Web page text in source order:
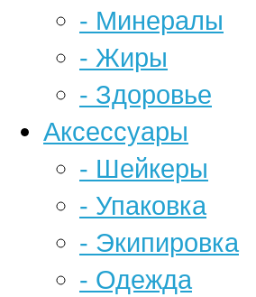
- Минералы
- Жиры
- Здоровье
Аксессуары
- Шейкеры
- Упаковка
- Экипировка
- Одежда